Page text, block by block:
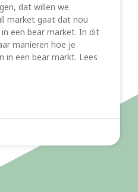
dat willen we
market gaat dat nou
een bear market. In dit
manieren hoe je
in een bear markt. Lees